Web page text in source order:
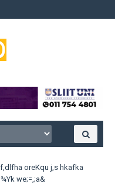
f,dlfha oreKqu j,s hkafka
we;=,;a&